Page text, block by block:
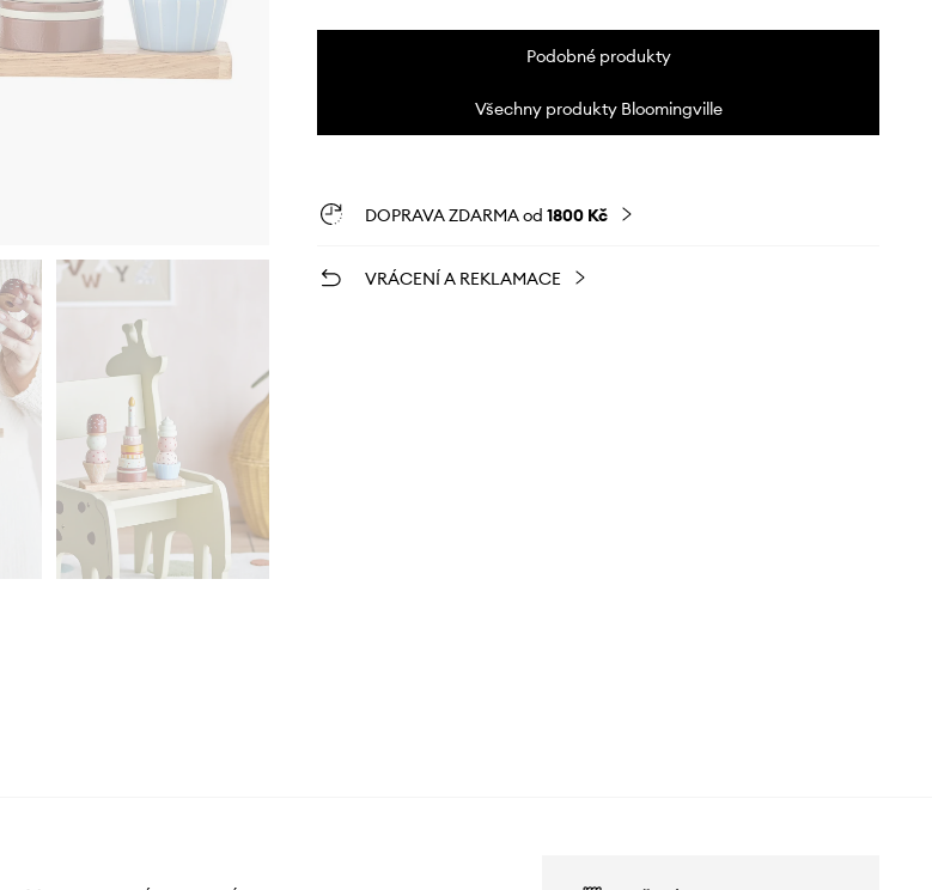
Podobné produkty
Všechny produkty Bloomingville
DOPRAVA ZDARMA od 1800 Kč
VRÁCENÍ A REKLAMACE